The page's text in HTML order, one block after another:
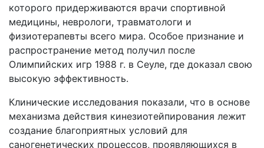
которого придерживаются врачи спортивной
медицины, неврологи, травматологи и
физиотерапевты всего мира. Особое признание и
распространение метод получил после
Олимпийских игр 1988 г. в Сеуле, где доказал свою
высокую эффективность.
Клинические исследования показали, что в основе
механизма действия кинезиотейпирования лежит
создание благоприятных условий для
cаногенетических процессов, проявляющихся в